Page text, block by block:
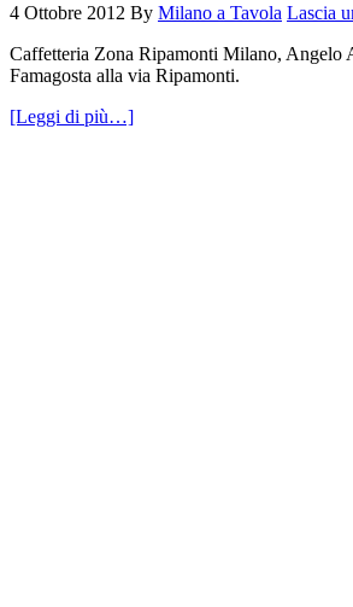
4 Ottobre 2012 By Milano a Tavola Lascia
Caffetteria Zona Ripamonti Milano, Angelo
Famagosta alla via Ripamonti.
[Leggi di più…]